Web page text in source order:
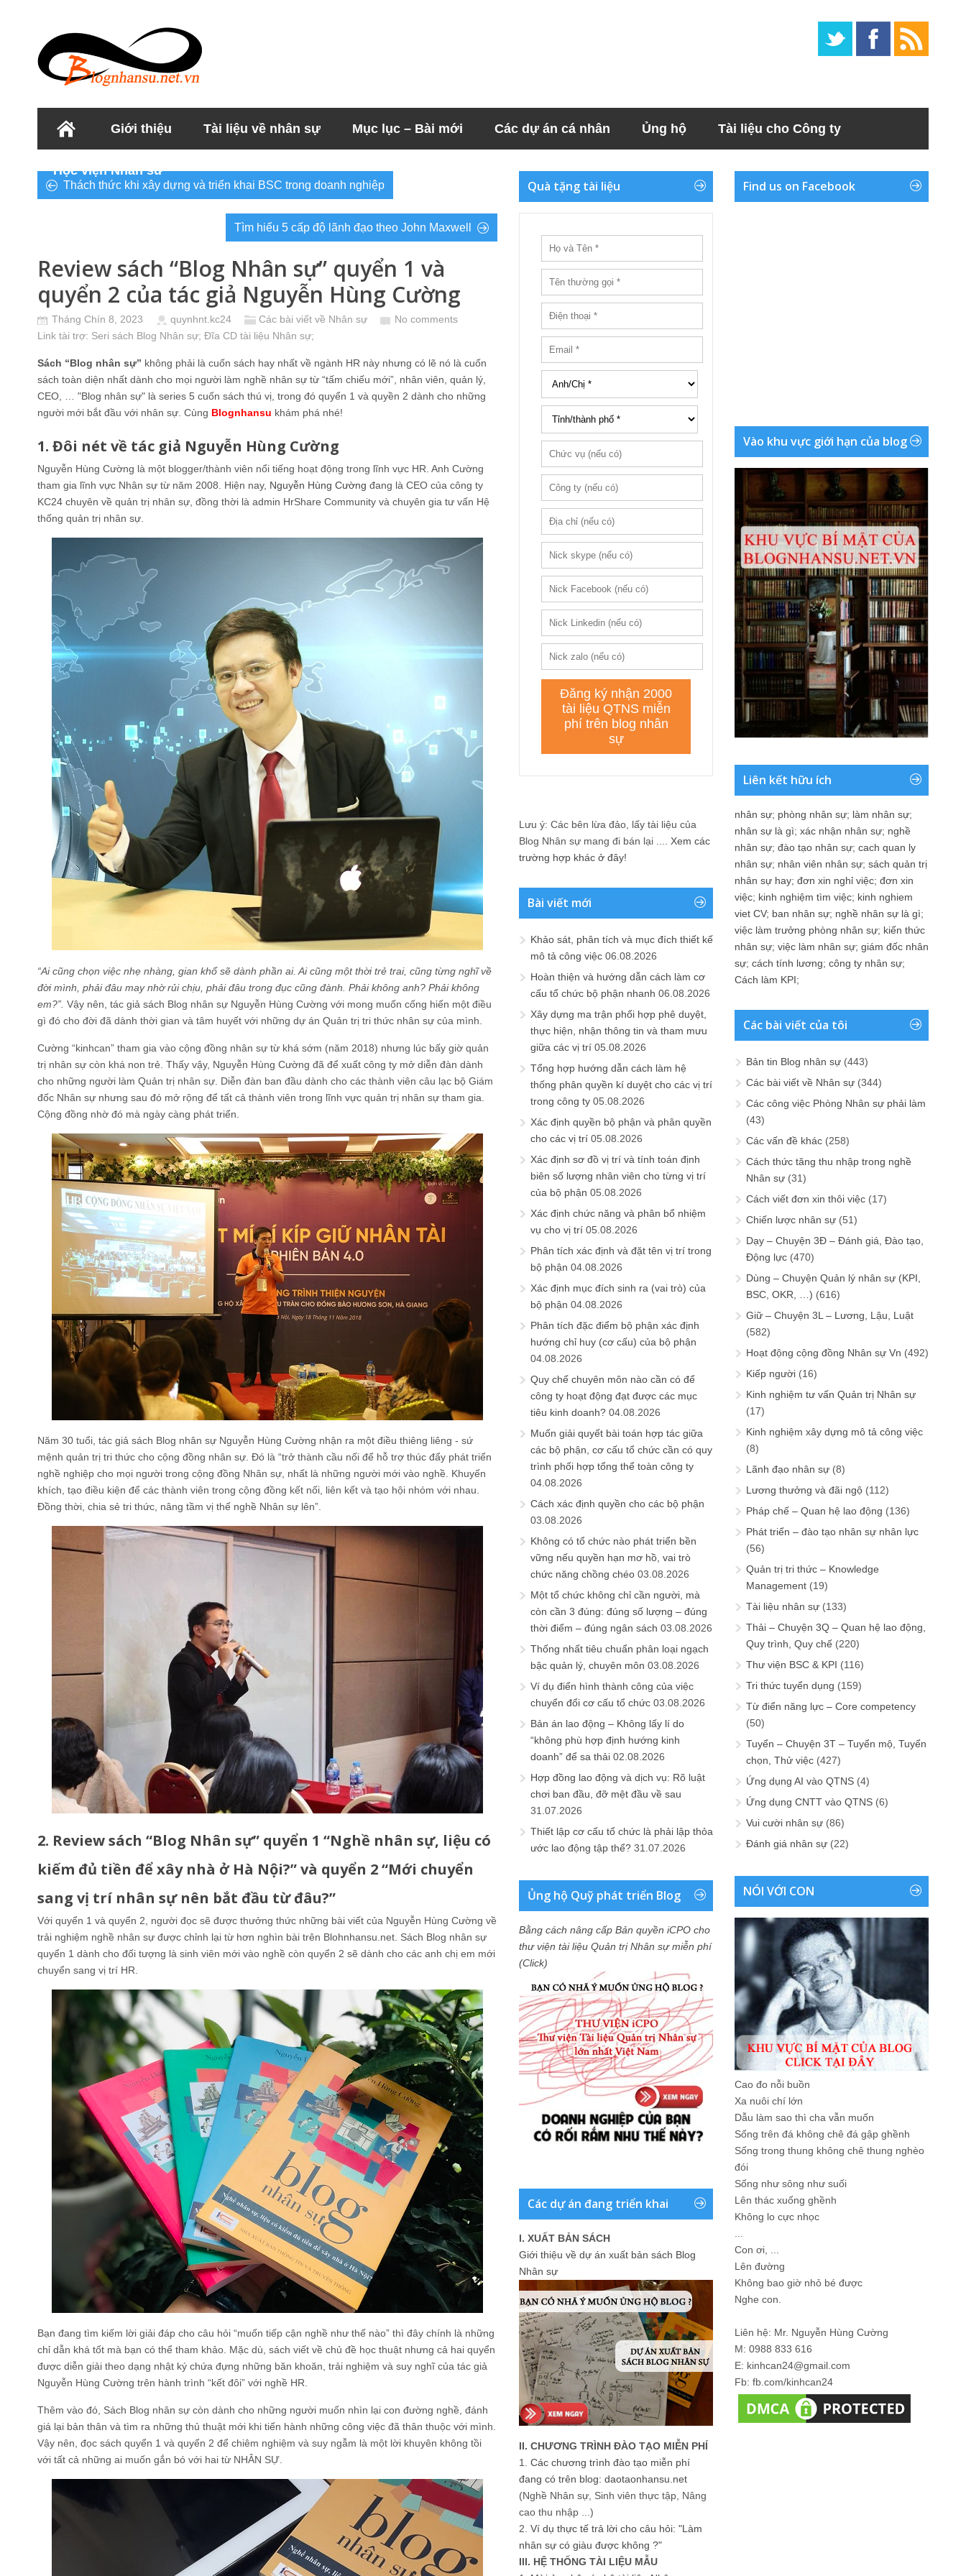
Giới thiệu Tài liệu về nhân sự Mục lục – Bài mới Các dự án cá nhân Ủng hộ Tài liệu cho Công ty
Học viện Nhân sư
Thách thức khi xây dựng và triển khai BSC trong doanh nghiệp
Tìm hiểu 5 cấp độ lãnh đạo theo John Maxwell
Review sách “Blog Nhân sự” quyển 1 và
quyển 2 của tác giả Nguyễn Hùng Cường
Tháng Chín 8, 2023 quynhnt.kc24 Các bài viết về Nhân sự
No comments
Link tài trợ: Seri sách Blog Nhân sự; Đĩa CD tài liệu Nhân sự;
Sách “Blog nhân sự” không phải là cuốn sách hay nhất về ngành HR này nhưng có lẽ nó là cuốn
sách toàn diện nhất dành cho mọi người làm nghề nhân sự từ “tấm chiếu mới”, nhân viên, quản lý,
CEO, … "Blog nhân sự" là series 5 cuốn sách thú vị, trong đó quyển 1 và quyền 2 dành cho những
người mới bắt đầu với nhân sự. Cùng Blognhansu khám phá nhé!
1. Đôi nét về tác giả Nguyễn Hùng Cường
Nguyễn Hùng Cường là một blogger/thành viên nổi tiếng hoạt động trong lĩnh vực HR. Anh Cường
tham gia lĩnh vực Nhân sự từ năm 2008. Hiện nay, Nguyễn Hùng Cường đang là CEO của công ty
KC24 chuyên về quản trị nhân sự, đồng thời là admin HrShare Community và chuyên gia tư vấn Hệ
thống quản trị nhân sự.
“Ai cũng chọn việc nhẹ nhàng, gian khổ sẽ dành phần ai. Ai cũng một thời trẻ trai, cũng từng nghĩ về
đời mình, phải đâu may nhờ rủi chịu, phải đâu trong đục cũng đành. Phải không anh? Phải không
em?”. Vậy nên, tác giả sách Blog nhân sự Nguyễn Hùng Cường với mong muốn cống hiến một điều
gì đó cho đời đã dành thời gian và tâm huyết với những dự án Quản trị tri thức nhân sự của mình.
Cường “kinhcan” tham gia vào cộng đồng nhân sự từ khá sớm (năm 2018) nhưng lúc bấy giờ quản
trị nhân sự còn khá non trẻ. Thấy vậy, Nguyễn Hùng Cường đã để xuất công ty mở diễn đàn dành
cho những người làm Quản trị nhân sự. Diễn đàn ban đầu dành cho các thành viên câu lạc bộ Giám
đốc Nhân sự nhưng sau đó mở rộng để tất cả thành viên trong lĩnh vực quản trị nhân sự tham gia.
Cộng đồng nhờ đó mà ngày càng phát triển.
Năm 30 tuổi, tác giả sách Blog nhân sự Nguyễn Hùng Cường nhận ra một điều thiêng liêng - sứ
mệnh quản trị tri thức cho cộng đồng nhân sự. Đó là “trở thành cầu nối để hỗ trợ thúc đẩy phát triển
nghề nghiệp cho mọi người trong cộng đồng Nhân sự, nhất là những người mới vào nghề. Khuyến
khích, tạo điều kiện để các thành viên trong cộng đồng kết nối, liên kết và tạo hội nhóm với nhau.
Đồng thời, chia sẻ tri thức, nâng tầm vị thế nghề Nhân sự lên”.
2. Review sách “Blog Nhân sự” quyển 1 “Nghề nhân sự, liệu có
kiếm đủ tiền để xây nhà ở Hà Nội?” và quyển 2 “Mới chuyển
sang vị trí nhân sự nên bắt đầu từ đâu?”
Với quyển 1 và quyển 2, người đọc sẽ được thưởng thức những bài viết của Nguyễn Hùng Cường về
trải nghiệm nghề nhân sự được chỉnh lại từ hơn nghìn bài trên Blohnhansu.net. Sách Blog nhân sự
quyển 1 dành cho đối tượng là sinh viên mới vào nghề còn quyển 2 sẽ dành cho các anh chị em mới
chuyển sang vị trí HR.
Bạn đang tìm kiếm lời giải đáp cho câu hỏi “muốn tiếp cận nghề như thế nào” thì đây chính là những
chỉ dẫn khá tốt mà bạn có thể tham khảo. Mặc dù, sách viết về chủ đề học thuật nhưng cả hai quyển
được diễn giải theo dạng nhật ký chứa đựng những băn khoăn, trải nghiệm và suy nghĩ của tác giả
Nguyễn Hùng Cường trên hành trình “kết đôi” với nghề HR.
Thêm vào đó, Sách Blog nhân sự còn dành cho những người muốn nhìn lại con đường nghề, đánh
giá lại bản thân và tìm ra những thủ thuật mới khi tiến hành những công việc đã thân thuộc với mình.
Vậy nên, đọc sách quyển 1 và quyển 2 để chiêm nghiệm và suy ngẫm là một lời khuyên không tồi
với tất cả những ai muốn gắn bó với hai từ NHÂN SỰ.
Quà tặng tài liệu
Lưu ý: Các bên lừa đảo, lấy tài liệu của
Blog Nhân sự mang đi bán lại .... Xem các
trường hợp khác ở đây!
Bài viết mới
Khảo sát, phân tích và mục đích thiết kế
mô tả công việc 06.08.2026
Hoàn thiện và hướng dẫn cách làm cơ
cấu tổ chức bộ phận nhanh 06.08.2026
Xây dựng ma trận phối hợp phê duyệt,
thực hiện, nhận thông tin và tham mưu
giữa các vị trí 05.08.2026
Tổng hợp hướng dẫn cách làm hệ
thống phân quyền kí duyệt cho các vị trí
trong công ty 05.08.2026
Xác định quyền bộ phận và phân quyền
cho các vị trí 05.08.2026
Xác định sơ đồ vị trí và tính toán định
biên số lượng nhân viên cho từng vị trí
của bộ phận 05.08.2026
Xác định chức năng và phân bổ nhiệm
vụ cho vị trí 05.08.2026
Phân tích xác định và đặt tên vị trí trong
bộ phận 04.08.2026
Xác định mục đích sinh ra (vai trò) của
bộ phận 04.08.2026
Phân tích đặc điểm bộ phận xác định
hướng chỉ huy (cơ cấu) của bộ phận
04.08.2026
Quy chế chuyên môn nào cần có để
công ty hoạt động đạt được các mục
tiêu kinh doanh? 04.08.2026
Muốn giải quyết bài toán hợp tác giữa
các bộ phận, cơ cấu tổ chức cần có quy
trình phối hợp tổng thể toàn công ty
04.08.2026
Cách xác định quyền cho các bộ phận
03.08.2026
Không có tổ chức nào phát triển bền
vững nếu quyền hạn mơ hồ, vai trò
chức năng chồng chéo 03.08.2026
Một tổ chức không chỉ cần người, mà
còn cần 3 đúng: đúng số lượng – đúng
thời điểm – đúng ngân sách 03.08.2026
Thống nhất tiêu chuẩn phân loại ngạch
bậc quản lý, chuyên môn 03.08.2026
Ví dụ điển hình thành công của việc
chuyển đổi cơ cấu tổ chức 03.08.2026
Bản án lao động – Không lấy lí do
“không phù hợp định hướng kinh
doanh” để sa thải 02.08.2026
Hợp đồng lao động và dịch vụ: Rõ luật
chơi ban đầu, đỡ mệt đầu về sau
31.07.2026
Thiết lập cơ cấu tổ chức là phải lập thỏa
ước lao động tập thể? 31.07.2026
Ủng hộ Quỹ phát triển Blog
Bằng cách nâng cấp Bản quyền iCPO cho
thư viện tài liệu Quản trị Nhân sự miễn phí
(Click)
Các dự án đang triển khai
I. XUẤT BẢN SÁCH
Giới thiệu về dự án xuất bản sách Blog
Nhân sự
II. CHƯƠNG TRÌNH ĐÀO TẠO MIỄN PHÍ
1. Các chương trình đào tạo miễn phí
đang có trên blog: daotaonhansu.net
(Nghề Nhân sự, Sinh viên thực tập, Nâng
cao thu nhập ...)
2. Ví dụ thực tế trả lời cho câu hỏi: "Làm
nhân sự có giàu được không ?"
III. HỆ THỐNG TÀI LIỆU MẪU
Find us on Facebook
Vào khu vực giới hạn của blog
Liên kết hữu ích
nhân sự; phòng nhân sự; làm nhân sự;
nhân sự là gì; xác nhận nhân sự; nghề
nhân sự; đào tạo nhân sự; cach quan ly
nhân sự; nhân viên nhân sự; sách quản trị
nhân sự hay; đơn xin nghỉ việc; đơn xin
việc; kinh nghiệm tìm việc; kinh nghiem
viet CV; ban nhân sự; nghề nhân sự là gì;
việc làm trưởng phòng nhân sự; kiến thức
nhân sự; việc làm nhân sự; giám đốc nhân
sự; cách tính lương; công ty nhân sự;
Cách làm KPI;
Các bài viết của tôi
Bản tin Blog nhân sự (443)
Các bài viết về Nhân sự (344)
Các công việc Phòng Nhân sự phải làm
(43)
Các vấn đề khác (258)
Cách thức tăng thu nhập trong nghề
Nhân sự (31)
Cách viết đơn xin thôi việc (17)
Chiến lược nhân sự (51)
Dạy – Chuyện 3Đ – Đánh giá, Đào tạo,
Động lực (470)
Dùng – Chuyện Quản lý nhân sự (KPI,
BSC, OKR, …) (616)
Giữ – Chuyện 3L – Lương, Lậu, Luật
(582)
Hoạt động cộng đồng Nhân sự Vn (492)
Kiếp người (16)
Kinh nghiệm tư vấn Quản trị Nhân sự
(17)
Kinh nghiệm xây dựng mô tả công việc
(8)
Lãnh đạo nhân sự (8)
Lương thưởng và đãi ngộ (112)
Pháp chế – Quan hệ lao động (136)
Phát triển – đào tạo nhân sự nhân lực
(56)
Quản trị tri thức – Knowledge
Management (19)
Tài liệu nhân sự (133)
Thải – Chuyện 3Q – Quan hệ lao động,
Quy trình, Quy chế (220)
Thư viện BSC & KPI (116)
Tri thức tuyển dụng (159)
Từ điển năng lực – Core competency
(50)
Tuyển – Chuyện 3T – Tuyển mộ, Tuyển
chọn, Thử việc (427)
Ứng dụng AI vào QTNS (4)
Ứng dụng CNTT vào QTNS (6)
Vui cười nhân sự (86)
Đánh giá nhân sự (22)
NÓI VỚI CON
Cao đo nỗi buồn
Xa nuôi chí lớn
Dẫu làm sao thì cha vẫn muốn
Sống trên đá không chê đá gập ghềnh
Sống trong thung không chê thung nghèo
đói
Sống như sông như suối
Lên thác xuống ghềnh
Không lo cực nhọc
Con ơi, ...
Lên đường
Không bao giờ nhỏ bé được
Nghe con.
Liên hệ: Mr. Nguyễn Hùng Cường
M: 0988 833 616
E: kinhcan24@gmail.com
Fb: fb.com/kinhcan24